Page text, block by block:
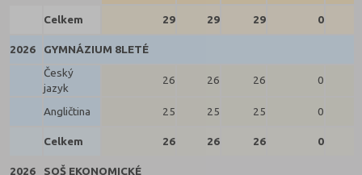
Celkem 29 29 29 0
2026
GYMNÁZIUM 8LETÉ
Český
jazyk
26 26 26 0
Angličtina 25 25 25 0
Celkem 26 26 26 0
2026 SOŠ EKONOMICKÉ